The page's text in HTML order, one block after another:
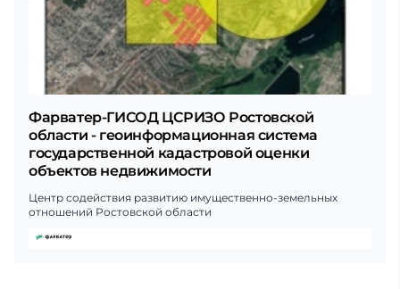
Фарватер-ГИСОД ЦСРИЗО Ростовской
области - геоинформационная система
государственной кадастровой оценки
объектов недвижимости
Центр содействия развитию имущественно-земельных
отношений Ростовской области